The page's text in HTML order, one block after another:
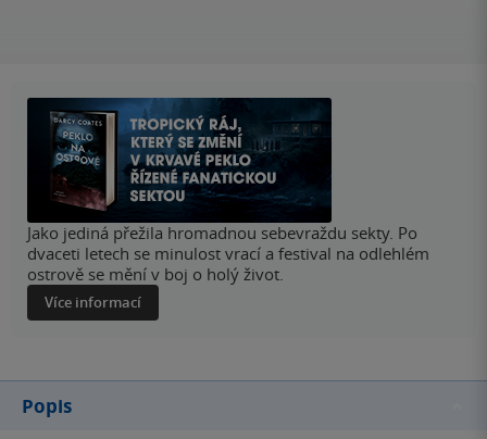
Jako jediná přežila hromadnou sebevraždu sekty. Po
dvaceti letech se minulost vrací a festival na odlehlém
ostrově se mění v boj o holý život.
Více informací
Popis